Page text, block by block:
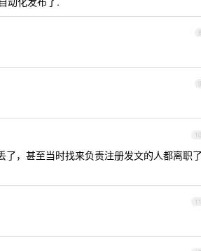
8
9
10
，甚至当时找来负责注册发文的人都离职了
11